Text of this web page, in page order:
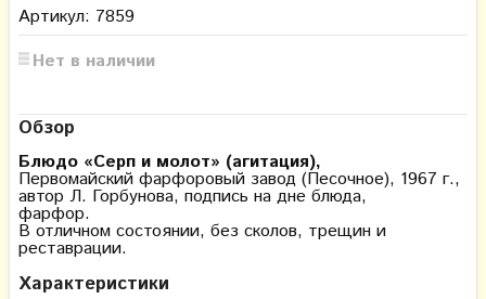
Артикул: 7859
Нет в наличии
Обзор
Блюдо «Серп и молот» (агитация),
Первомайский фарфоровый завод (Песочное), 1967 г.,
автор Л. Горбунова, подпись на дне блюда,
фарфор.
В отличном состоянии, без сколов, трещин и
реставрации.
Характеристики